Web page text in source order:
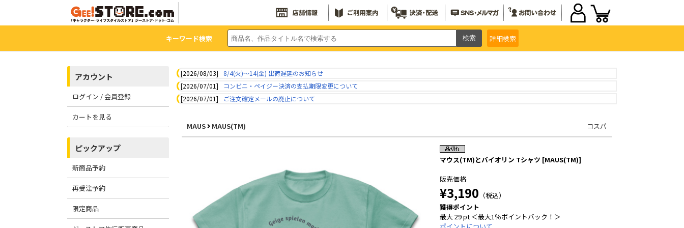
キーワード検索 詳細検索
アカウント
ログイン / 会員登録
カートを見る
ピックアップ
新商品予約
再受注予約
限定商品
[2026/08/03]
8/4(火)～14(金) 出荷遅延のお知らせ
[2026/07/01]
コンビニ・ペイジー決済の支払期限変更について
[2026/07/01]
ご注文確定メールの廃止について
MAUS MAUS(TM) コスパ
マウス(TM)とバイオリン Tシャツ [MAUS(TM)]
販売価格
¥3,190 （税込）
獲得ポイント
最大 29 pt ＜最大1％ポイントバック！＞